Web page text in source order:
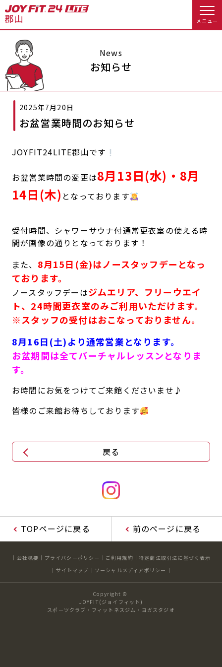
メニュー
店舗トップ
会員の方へトップ
会員様へのお知らせ
オプション料金
アクセス 店舗情報・サービス
入会のお手続きをする
入会するトップ
Appで入会手続き料金・サービス等詳しく見る
キャンペーン 料金のご案内
店舗情報・サービス
見学・体験
入会方法 よくあるご質問
JOYFIT24 JOYFIT YOGA
News
お知らせ
2025年7月20日
お盆営業時間のお知らせ
JOYFIT24LITE郡山です
お盆営業時間の変更は8月13日(水)・8月
14日(木) となっております
受付時間、シャワーサウナ付通常更衣室の使える時
間が画像の通りとなっております！
また、 8月15日(金)はノースタッフデーとなっ
ております。
ノースタッフデーはジムエリア、フリーウエイ
ト、24時間更衣室のみご利用いただけます。
※スタッフの受付はおこなっておりません。
8月16日(土)より通常営業となります。
お盆期間は全てバーチャルレッスンとなりま
す。
お時間にお気をつけてご来館くださいませ♪
皆様のご来館お待ちしております
戻る
TOPページに戻る 前のページに戻る
会社概要 プライバシーポリシー ご利用規約
特定商法取引法に基づく表示
サイトマップ
ソーシャルメディアポリシー
Copyright ©
JOYFIT(ジョイフィット)
スポーツクラブ・フィットネスジム・ヨガスタジオ